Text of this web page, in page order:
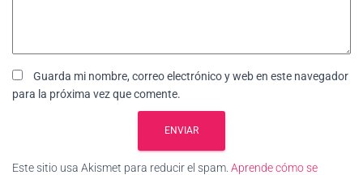
Guarda mi nombre, correo electrónico y web en este navegador
para la próxima vez que comente.
Este sitio usa Akismet para reducir el spam. Aprende cómo se